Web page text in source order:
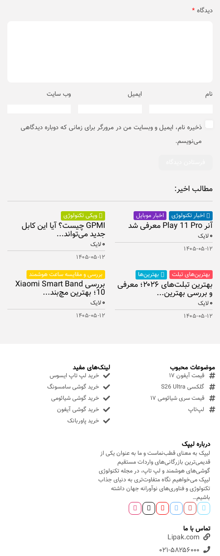
دیدگاه *
نام ایمیل وب‌ سایت
ذخیره نام، ایمیل و وبسایت من در مرورگر برای زمانی که دوباره دیدگاهی
می‌نویسم.
مطالب اخیر:
اخبار تکنولوژی اخبار موبایل
آنر Play 11 Pro معرفی شد
۰لایک
۱۴۰۵-۰۵-۱۲
ویکی تکنولوژی
GPMI چیست؟ آیا این کابل
جدید می‌تواند...
۰لایک
۱۴۰۵-۰۵-۱۲
بهترین‌های تبلت
بهترین‌ها
بهترین تبلت‌های ۲۰۲۶؛ معرفی
و بررسی بهترین...
۰لایک
۱۴۰۵-۰۵-۱۲
بررسی و مقایسه ساعت هوشمند
بررسی Xiaomi Smart Band
10؛ بهترین مچ‌بند...
۰لایک
۱۴۰۵-۰۵-۱۲
درباره لیپک
لیپک به معنای قطب‌نماست و ما به عنوان یکی از
قدیمی‌ترین بازرگانی‌های واردات مستقیم
گوشی‌های هوشمند و لپ تاپ، در مجله تکنولوژی
لیپک می‌خواهیم نگاه متفاوت‌تری به دنیای جذاب
تکنولوژی و فناوری‌های نوآورانه جهان داشته
باشیم…
تماس با ما
Lipak.com
۰۲۱-۵۸۲۵۶۰۰۰
موضوعات محبوب
قیمت آیفون ۱۷
گلکسی S26 Ultra
قیمت سری شیائومی ۱۷
لپ‌تاپ
لینک‌های مفید
خرید لپ تاپ ایسوس
خرید گوشی سامسونگ
خرید گوشی شیائومی
خرید گوشی آیفون
خرید پاوربانک